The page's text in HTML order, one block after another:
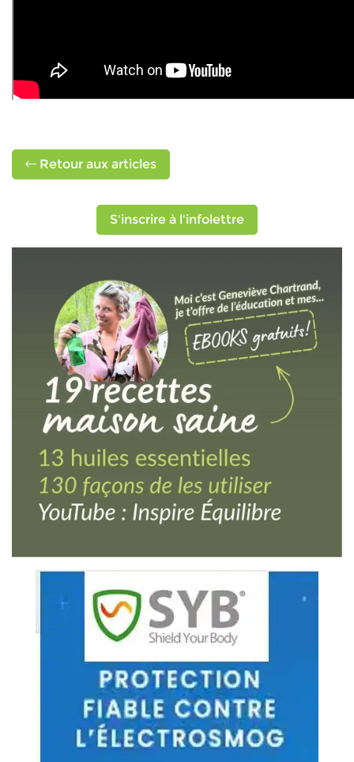
Retour aux articles
S'inscrire à l'infolettre